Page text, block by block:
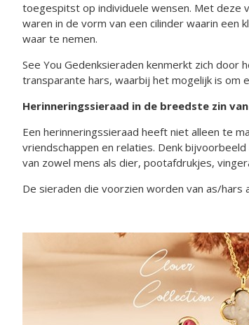
toegespitst op individuele wensen. Met deze
waren in de vorm van een cilinder waarin
waar te nemen.
See You Gedenksieraden kenmerkt zich
transparante hars, waarbij het mogelijk is om
Herinneringssieraad in de breedste zin
Een herinneringssieraad heeft niet alleen te
vriendschappen en relaties. Denk
van zowel mens als dier, pootafdrukjes,
De sieraden die voorzien worden van as/hars